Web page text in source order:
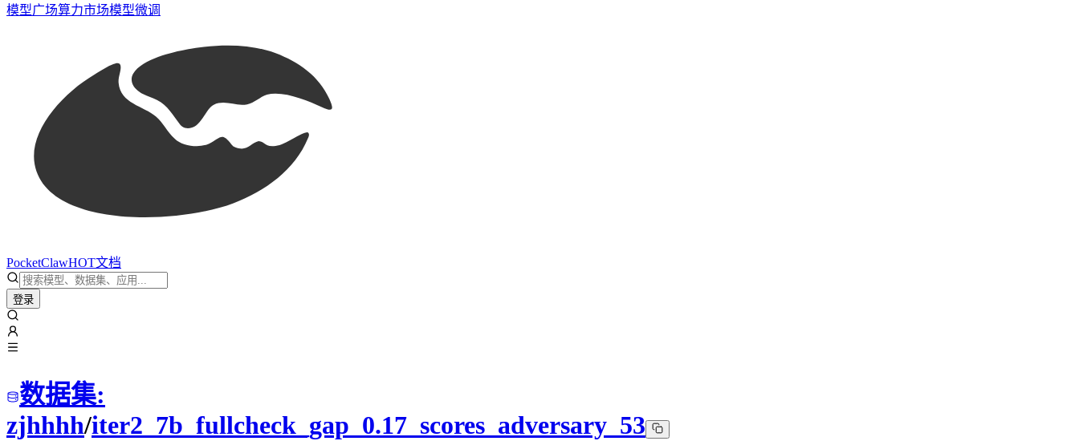
模型广场算力市场模型微调
PocketClawHOT文档
登录
数据集:
zjhhhh/iter2_7b_fullcheck_gap_0.17_scores_adversary_53